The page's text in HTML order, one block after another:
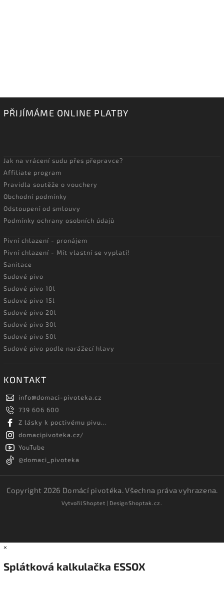
PŘIJÍMÁME ONLINE PLATBY
Jak na vrácení sudu přes přepravce?
Affiliate program
Pravidla soutěže o vouchery
Obchodní podmínky
Odstoupení od smlouvy
Podmínky ochrany osobních údajů
Pivní chlazení - pronájem
Pivní chlazení - Mít vlastní se vyplatí!
Sanitace
Sudové pivo
Sudové pivo 10l
Sudové pivo 15l
Sudové pivo 20l
Sudové pivo 30l
Sudové pivo 50l
Sudové pivo podle narážecí hlavy
KONTAKT
info@domaci-pivoteka.cz
739 606 600
Z lásky k poctivému pivu...
domacipivoteka.cz/
YouTube
@domaci_pivoteka
Copyright 2026 Domácí pivotéka. Všechna práva vyhrazena.
VytvořilShoptet | DesignShoptak.cz.
×
Splátková kalkulačka ESSOX